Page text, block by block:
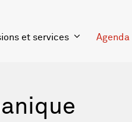
et services Agenda